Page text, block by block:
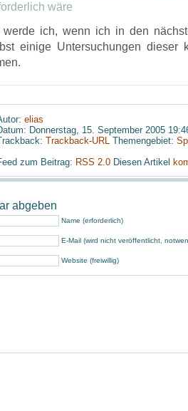
wäre
werde ich, wenn ich in den
einige Untersuchungen dieser
elias
Donnerstag, 15. September 2005
Trackback-URL Themengebiet:
zum Beitrag: RSS 2.0 Diesen Artikel
abgeben
Name (erforderlich)
E-Mail (wird nicht veröffentlicht,
Website (freiwillig)